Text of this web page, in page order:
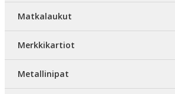
Matkalaukut
Merkkikartiot
Metallinipat